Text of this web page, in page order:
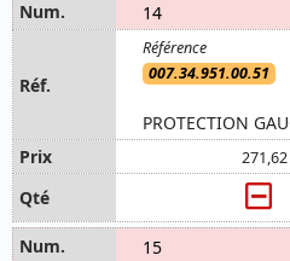
14
007.34.951.00.51
PROTECTION
271,62
15